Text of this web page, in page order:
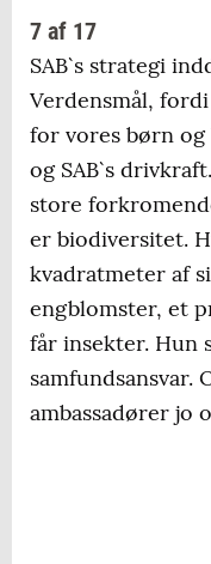
7 af 17
SAB`s strategi
Verdensmål,
for vores børn og
og SAB`s
store
er biodiversitet.
kvadratmeter af
engblomster, et
får insekter. Hun
samfundsansvar.
ambassadører jo